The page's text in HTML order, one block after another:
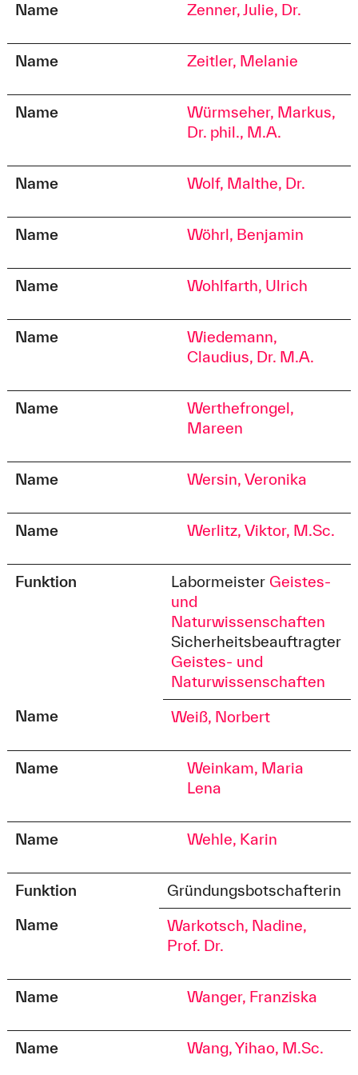
Soziale.Arbeit@hs-augsburg.de
Anschrift
Raum B 1.01
86161 Augsburg
Name Zenner, Julie, Dr.
Name Zeitler, Melanie
Name
Würmseher, Markus,
Dr. phil., M.A.
Name Wolf, Malthe, Dr.
Name Wöhrl, Benjamin
Name Wohlfarth, Ulrich
Name
Wiedemann,
Claudius, Dr. M.A.
Name
Werthefrongel,
Mareen
Name Wersin, Veronika
Name Werlitz, Viktor, M.Sc.
Funktion Labormeister Geistes-
und
Naturwissenschaften
Sicherheitsbeauftragter
Geistes- und
Naturwissenschaften
Name
Weiß, Norbert
Name
Weinkam, Maria
Lena
Name Wehle, Karin
Funktion
Gründungsbotschafterin
Name
Warkotsch, Nadine,
Prof. Dr.
Name Wanger, Franziska
Name Wang, Yihao, M.Sc.